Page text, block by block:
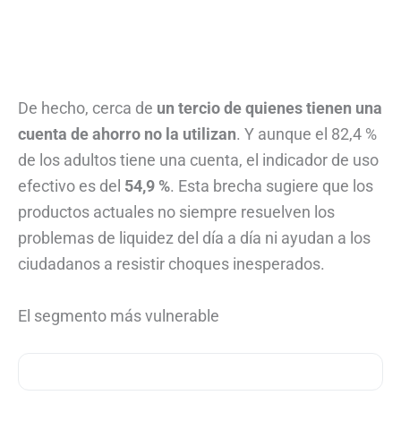
De hecho, cerca de un tercio de quienes tienen una
cuenta de ahorro no la utilizan. Y aunque el 82,4 %
de los adultos tiene una cuenta, el indicador de uso
efectivo es del 54,9 %. Esta brecha sugiere que los
productos actuales no siempre resuelven los
problemas de liquidez del día a día ni ayudan a los
ciudadanos a resistir choques inesperados.
El segmento más vulnerable